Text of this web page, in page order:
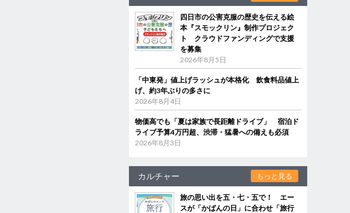
四日市の公害克服の歴史を伝える絵
本『スモックリン』制作プロジェク
ト クラウドファンディングで支援
を募集
2026年8月5日
「中東発」値上げラッシュが本格化 飲食料品値上
げ、約3年ぶりの多さに
2026年8月4日
物価高でも「夏は家族で長距離ドライブ」 宿泊ド
ライブ予算4万円超、渋滞・猛暑への備えも必須
2026年8月3日
カルチャー もっと見る
旅の思い出を五・七・五で！ エー
スが「かばんの日」に合わせ「旅行